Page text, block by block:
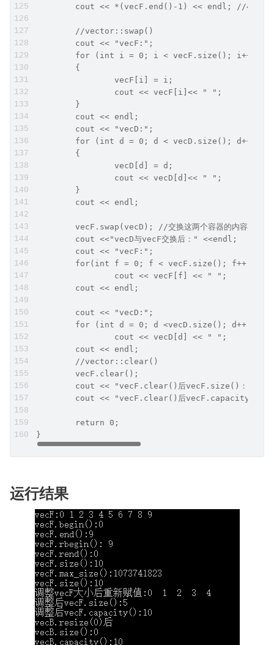
	cout << *(vecF.end()-1) << endl; //4
	//vector::swap()
	cout << "vecF:";
	for (int i = 0; i < vecF.size(); i++)
	{
		vecF[i] = i;
		cout << vecF[i]<< " ";
	}
	cout << endl;
	cout << "vecD:";
	for (int d = 0; d < vecD.size(); d++)
	{
		vecD[d] = d;
		cout << vecD[d]<< " ";
	}
	cout << endl;
	vecF.swap(vecD); //交换这两个容器的内容
	cout <<"vecD与vecF交换后：" <<endl;
	cout << "vecF:";
	for(int f = 0; f < vecF.size(); f++)
		cout << vecF[f] << " ";
	cout << endl;
	cout << "vecD:";
	for (int d = 0; d <vecD.size(); d++)
		cout << vecD[d] << " ";
	cout << endl;
	//vector::clear()
	vecF.clear();
cout << "vecF.clear()后vecF.size()："<<
cout << "vecF.clear()后vecF.capacity()
	return 0;
}
运行结果